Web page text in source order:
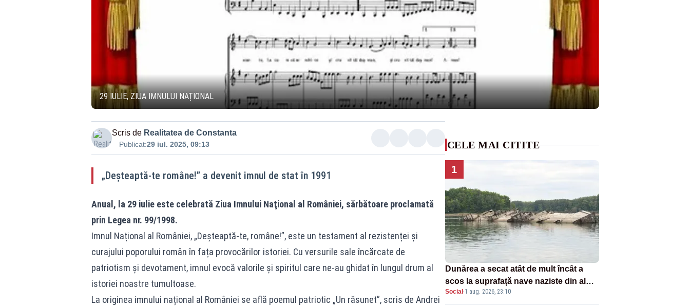
29 IULIE, ZIUA IMNULUI NAȚIONAL
Scris de Realitatea de Constanta
Publicat:29 iul. 2025, 09:13
„Deșteaptă-te române!” a devenit imnul de stat în 1991
Anual, la 29 iulie este celebrată Ziua Imnului Naţional al României, sărbătoare proclamată
prin Legea nr. 99/1998.
Imnul Național al României, „Deșteaptă-te, române!”, este un testament al rezistenței și
curajului poporului român în fața provocărilor istoriei. Cu versurile sale încărcate de
patriotism și devotament, imnul evocă valorile și spiritul care ne-au ghidat în lungul drum al
istoriei noastre tumultoase.
La originea imnului național al României se află poemul patriotic „Un răsunet”, scris de Andrei
CELE MAI CITITE
1
Dunărea a secat atât de mult încât a
scos la suprafață nave naziste din al
doilea război mondial
Social ·1 aug. 2026, 23:10